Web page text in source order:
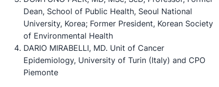
Dean, School of Public Health, Seoul National
University, Korea; Former President, Korean Society
of Environmental Health
DARIO MIRABELLI, MD. Unit of Cancer
Epidemiology, University of Turin (Italy) and CPO
Piemonte